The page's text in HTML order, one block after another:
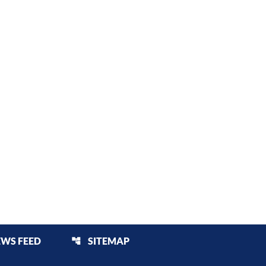
FEED account_tree SITEMAP